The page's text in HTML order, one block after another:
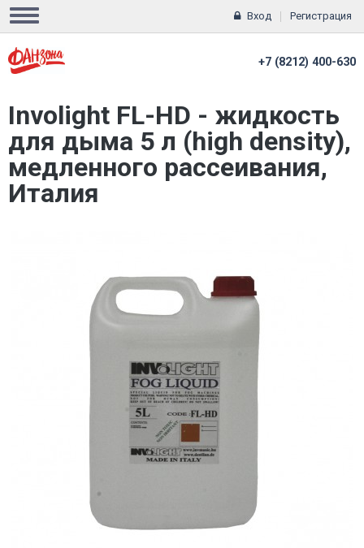
Вход Регистрация
+7 (8212) 400-630
Involight FL-HD - жидкость
для дыма 5 л (high density),
медленного рассеивания,
Италия